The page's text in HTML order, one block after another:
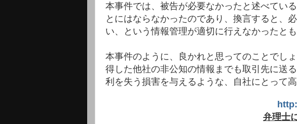
本事件では、被告が必要なかったと述べてい
とにはならなかったのであり、換言すると、
い、という情報管理が適切に行えなかったとも
本事件のように、良かれと思ってのことでし
得した他社の非公知の情報までも取引先に送
利を失う損害を与えるような、自社にとって
弁理士